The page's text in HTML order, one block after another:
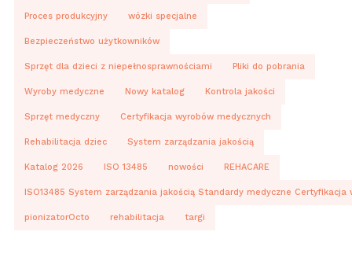
Proces produkcyjny wózki specjalne
Bezpieczeństwo użytkowników
Sprzęt dla dzieci z niepełnosprawnościami Pliki do pobrania
Wyroby medyczne Nowy katalog Kontrola jakości
Sprzęt medyczny Certyfikacja wyrobów medycznych
Rehabilitacja dziec System zarządzania jakością
Katalog 2026 ISO 13485 nowości REHACARE
ISO13485 System zarządzania jakością Standardy medyczne
pionizatorOcto rehabilitacja targi